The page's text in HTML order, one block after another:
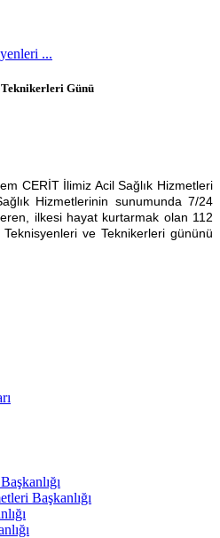
...
Günü
CERİT İlimiz Acil Sağlık Hizmetleri
Hizmetlerinin sunumunda 7/24
ilkesi hayat kurtarmak olan 112
Teknisyenleri ve Teknikerleri gününü
Başkanlığı